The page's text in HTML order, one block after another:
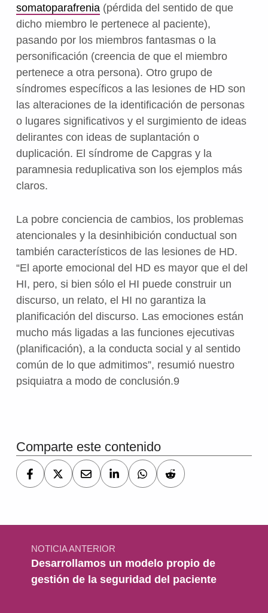
somatoparafrenia(pérdida del sentido de que
dicho miembro le pertenece al paciente),
pasando por los miembros fantasmas o la
personificación (creencia de que el miembro
pertenece a otra persona). Otro grupo de
síndromes específicos a las lesiones de HD son
las alteraciones de la identificación de personas
o lugares significativos y el surgimiento de ideas
delirantes con ideas de suplantación o
duplicación. El síndrome de Capgras y la
paramnesia reduplicativa son los ejemplos más
claros.
La pobre conciencia de cambios, los problemas
atencionales y la desinhibición conductual son
también característicos de las lesiones de HD.
“El aporte emocional del HD es mayor que el del
HI, pero, si bien sólo el HI puede construir un
discurso, un relato, el HI no garantiza la
planificación del discurso. Las emociones están
mucho más ligadas a las funciones ejecutivas
(planificación), a la conducta social y al sentido
común de lo que admitimos”, resumió nuestro
psiquiatra a modo de conclusión.9
Comparte este contenido
Navegación de entradas
NOTICIA ANTERIOR
Desarrollamos un modelo propio de
gestión de la seguridad del paciente